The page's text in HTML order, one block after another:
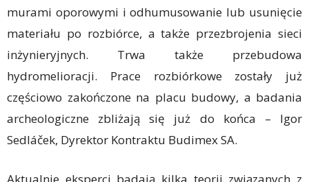
murami oporowymi i odhumusowanie lub usunięcie
materiału po rozbiórce, a także przezbrojenia sieci
inżynieryjnych. Trwa także przebudowa
hydromelioracji. Prace rozbiórkowe zostały już
częściowo zakończone na placu budowy, a badania
archeologiczne zbliżają się już do końca – Igor
Sedláček, Dyrektor Kontraktu Budimex SA.